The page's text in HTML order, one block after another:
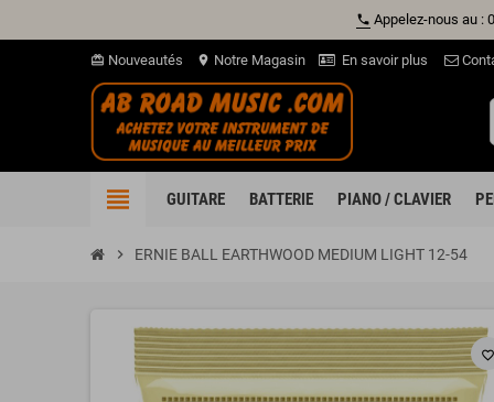
phone Appelez-nous au :
card_giftcard Nouveautés location_on Notre Magasin En savoir plus
view_headline GUITARE BATTERIE PIANO / CLAVIER
chevron_right ERNIE BALL EARTHWOOD MEDIUM LIGHT 12-54
favorite_border